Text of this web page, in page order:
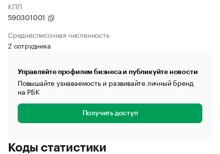
КПП
590301001
Среднесписочная численность
2 сотрудника
Управляйте профилем бизнеса и публикуйте новости
Повышайте узнаваемость и развивайте личный бренд
на РБК
Получить доступ
Коды статистики